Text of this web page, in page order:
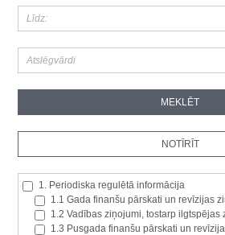
1. Periodiska regulētā informācija
1.1 Gada finanšu pārskati un revīzijas
1.2 Vadības ziņojumi, tostarp ilgtspējas
1.3 Pusgada finanšu pārskati un